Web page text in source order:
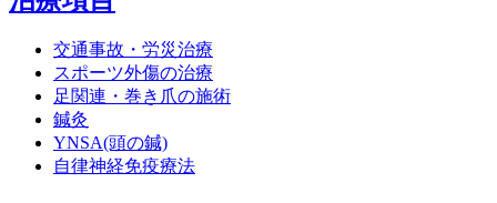
交通事故・労災治療
スポーツ外傷の治療
足関連・巻き爪の施術
鍼灸
YNSA(頭の鍼)
自律神経免疫療法